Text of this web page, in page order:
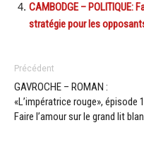
CAMBODGE – POLITIQUE:
stratégie pour les
Précédent
GAVROCHE – ROMAN :
«L’impératrice rouge», épisode
Faire l’amour sur le grand lit